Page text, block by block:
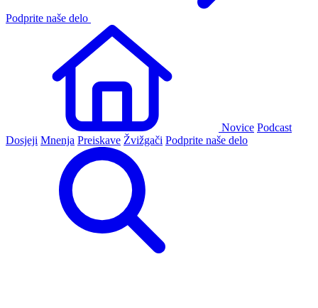
Podprite naše delo
Novice Podcast
Dosjeji Mnenja Preiskave Žvižgači Podprite naše delo